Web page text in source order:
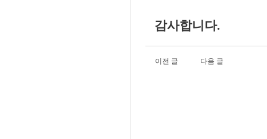
감사합니다.
이전 글 다음 글